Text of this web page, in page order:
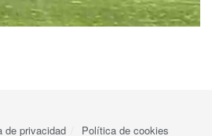
de privacidad Política de cookies